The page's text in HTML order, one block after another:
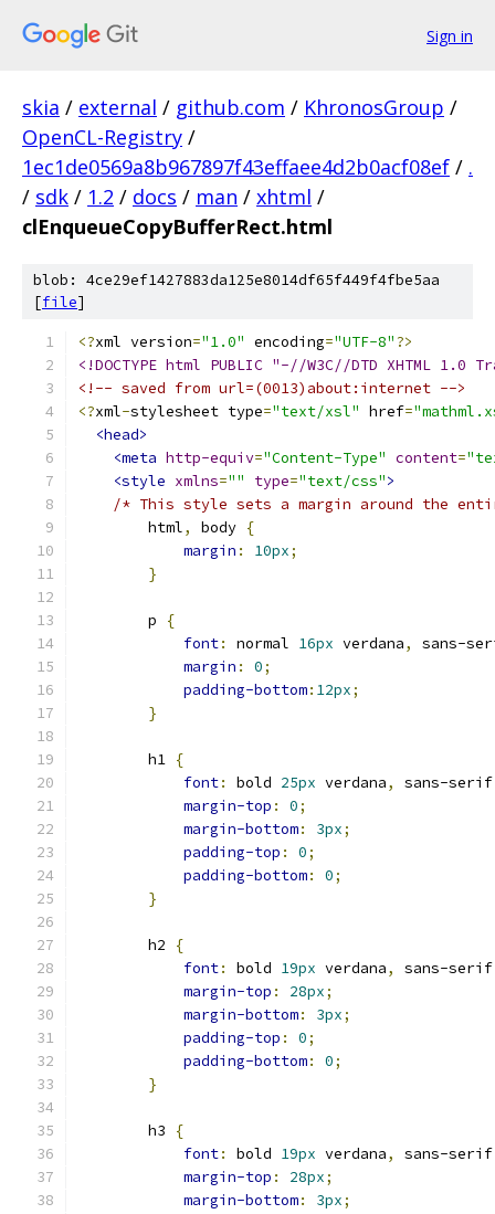
Sign in
skia / external / github.com / KhronosGroup /
OpenCL-Registry /
1ec1de0569a8b967897f43effaee4d2b0acf08ef / .
/ sdk / 1.2 / docs / man / xhtml /
clEnqueueCopyBufferRect.html
blob: 4ce29ef1427883da125e8014df65f449f4fbe5aa
[file]
<?xml version="1.0" encoding="UTF-8"?>
<!DOCTYPE html PUBLIC "-//W3C//DTD XHTML
<!-- saved from url=(0013)about:internet -->
<?xml-stylesheet type="text/xsl" href=
<head>
<meta http-equiv="Content-Type" content=
<style xmlns="" type="text/css">
/* This style sets a margin around the
        html
, body {
margin : 10px;
}
        p
{
font: normal 16px verdana,
sans-
margin : 0;
padding-bottom: 12px;
}
        h1
{
font: bold 25px verdana, sans-serif
margin-top : 0;
margin-bottom: 3px;
padding-top : 0;
padding-bottom: 0;
}
        h2
{
font: bold 19px verdana, sans-serif
margin-top : 28px;
margin-bottom: 3px;
padding-top : 0;
padding-bottom: 0;
}
        h3
{
font: bold 19px verdana,
sans-
margin-top : 28px;
margin-bottom: 3px;